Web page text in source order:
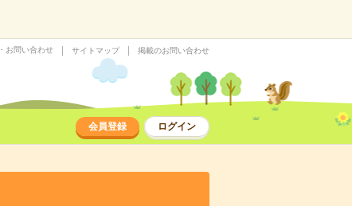
お問い合わせ サイトマップ 掲載のお問い合わせ
会員登録 ログイン